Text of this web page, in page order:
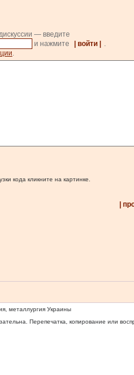
— введите
и нажмите | войти |
.
.
кода кликните на картинке.
|
металлургия Украины
Перепечатка, копирование или